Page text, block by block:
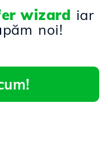
wizard iar
noi!